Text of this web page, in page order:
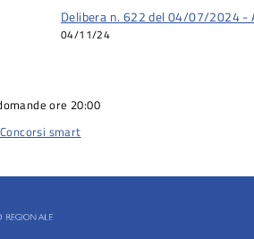
Delibera n. 622 del 04/07/2024 -
04/11/24
ore 20:00
smart